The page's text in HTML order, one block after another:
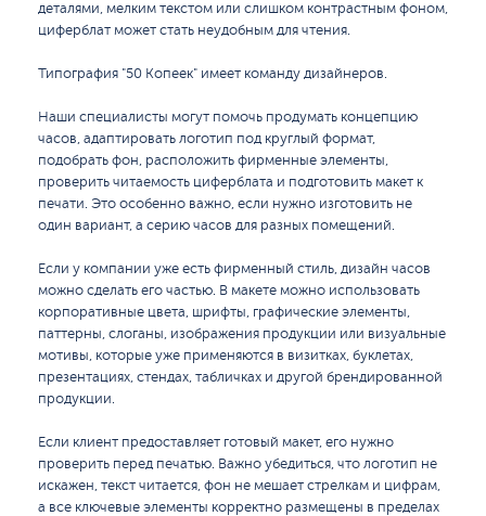
деталями, мелким текстом или слишком контрастным фоном,
циферблат может стать неудобным для чтения.
Типография "50 Копеек" имеет команду дизайнеров.
Наши специалисты могут помочь продумать концепцию
часов, адаптировать логотип под круглый формат,
подобрать фон, расположить фирменные элементы,
проверить читаемость циферблата и подготовить макет к
печати. Это особенно важно, если нужно изготовить не
один вариант, а серию часов для разных помещений.
Если у компании уже есть фирменный стиль, дизайн часов
можно сделать его частью. В макете можно использовать
корпоративные цвета, шрифты, графические элементы,
паттерны, слоганы, изображения продукции или визуальные
мотивы, которые уже применяются в визитках, буклетах,
презентациях, стендах, табличках и другой брендированной
продукции.
Если клиент предоставляет готовый макет, его нужно
проверить перед печатью. Важно убедиться, что логотип не
искажен, текст читается, фон не мешает стрелкам и цифрам,
а все ключевые элементы корректно размещены в пределах